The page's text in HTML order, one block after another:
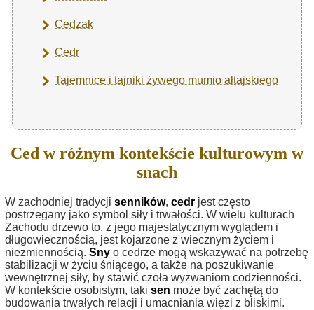
Cedzak
Cedr
Tajemnice i tajniki żywego mumio ałtajskiego
Ced w różnym kontekście kulturowym w
snach
W zachodniej tradycji senników, cedr jest często
postrzegany jako symbol siły i trwałości. W wielu kulturach
Zachodu drzewo to, z jego majestatycznym wyglądem i
długowiecznością, jest kojarzone z wiecznym życiem i
niezmiennością. Sny o cedrze mogą wskazywać na potrzebę
stabilizacji w życiu śniącego, a także na poszukiwanie
wewnętrznej siły, by stawić czoła wyzwaniom codzienności.
W kontekście osobistym, taki sen może być zachętą do
budowania trwałych relacji i umacniania więzi z bliskimi.